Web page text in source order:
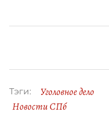
Тэги: Уголовное дело
Новости СПб